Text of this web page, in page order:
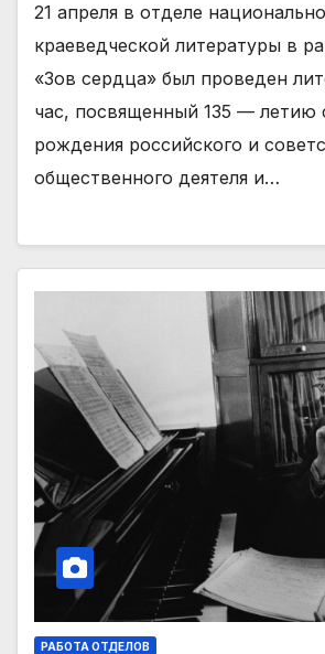
21 апреля в отделе
краеведческой литературы в
«Зов сердца» был проведен
час, посвященный 135 — летию
рождения российского и
общественного деятеля и…
РАБОТА ОТДЕЛОВ